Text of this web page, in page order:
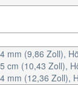
mm (9,86 Zoll),
cm (10,43 Zoll),
mm (12,36 Zoll),